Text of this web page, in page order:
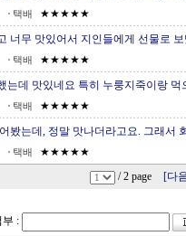
택배
★★★★★
너무 맛있어서 지인들에게 선물로 보
택배
★★★★★
는데 맛있네요 특히 누룽지죽이랑 먹
택배
★★★★★
봤는데, 정말 맛나더라고요. 그래서
택배
★★★★★
/ 2 page
[다
부 :